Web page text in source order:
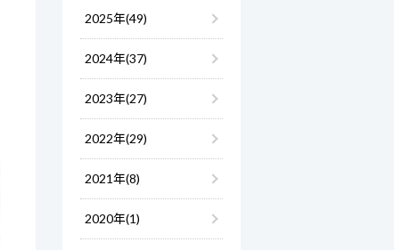
2025年(49)
2024年(37)
2023年(27)
2022年(29)
2021年(8)
2020年(1)